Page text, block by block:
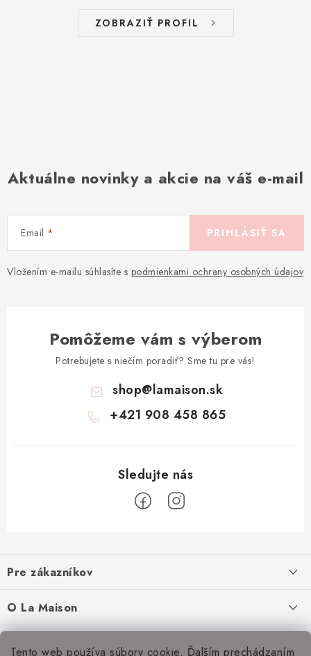
Tento web používa súbory cookie. Ďalším prechádzaním
ZOBRAZIŤ PROFIL
Aktuálne novinky a akcie na váš e-mail
Email
Vložením e-mailu súhlasíte s podmienkami ochrany osobných údajov
PRIHLÁSIŤ SA
Pomôžeme vám s výberom
Potrebujete s niečím poradiť? Sme tu pre vás!
shop@lamaison.sk
+421 908 458 865
p
ä
i
Pre zákazníkov
Doprava a platba
Obchodné podmienky
O La Maison
O nás
Inšpirácie